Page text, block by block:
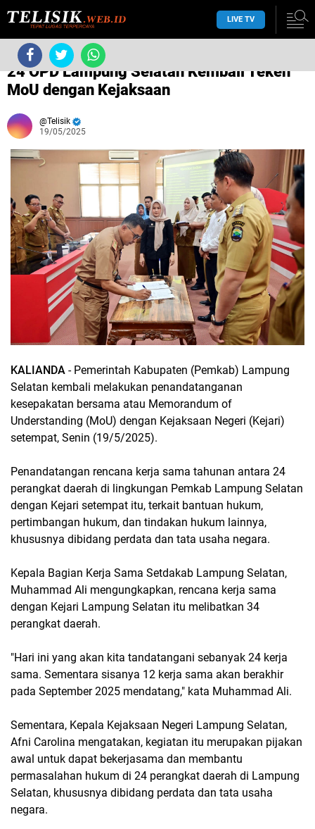
LIVE TV
›Tanpa label ›
24 OPD Lampung Selatan Kembali Teken
MoU dengan Kejaksaan
Telisik
19/05/2025
KALIANDA - Pemerintah Kabupaten (Pemkab) Lampung
Selatan kembali melakukan penandatanganan
kesepakatan bersama atau Memorandum of
Understanding (MoU) dengan Kejaksaan Negeri (Kejari)
setempat, Senin (19/5/2025).
Penandatangan rencana kerja sama tahunan antara 24
perangkat daerah di lingkungan Pemkab Lampung Selatan
dengan Kejari setempat itu, terkait bantuan hukum,
pertimbangan hukum, dan tindakan hukum lainnya,
khususnya dibidang perdata dan tata usaha negara.
Kepala Bagian Kerja Sama Setdakab Lampung Selatan,
Muhammad Ali mengungkapkan, rencana kerja sama
dengan Kejari Lampung Selatan itu melibatkan 34
perangkat daerah.
"Hari ini yang akan kita tandatangani sebanyak 24 kerja
sama. Sementara sisanya 12 kerja sama akan berakhir
pada September 2025 mendatang," kata Muhammad Ali.
Sementara, Kepala Kejaksaan Negeri Lampung Selatan,
Afni Carolina mengatakan, kegiatan itu merupakan pijakan
awal untuk dapat bekerjasama dan membantu
permasalahan hukum di 24 perangkat daerah di Lampung
Selatan, khususnya dibidang perdata dan tata usaha
negara.